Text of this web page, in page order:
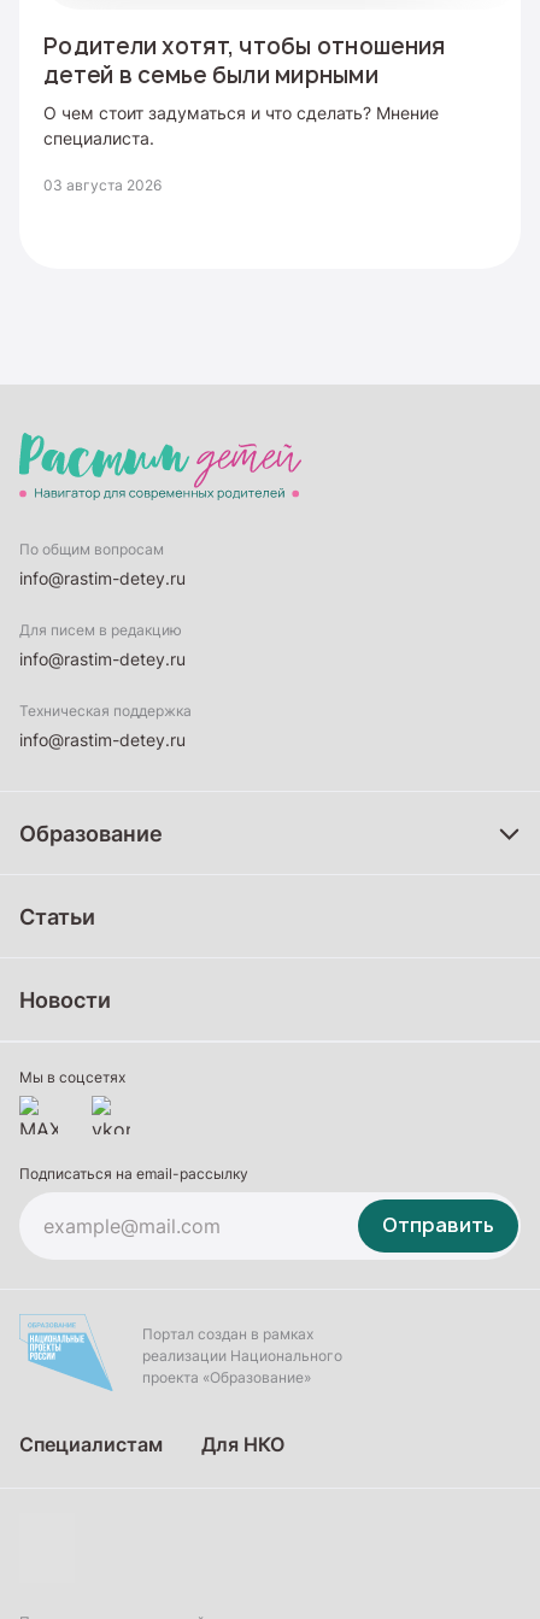
Родители хотят, чтобы отношения
детей в семье были мирными
О чем стоит задуматься и что сделать? Мнение
специалиста.
03 августа 2026
По общим вопросам
info@rastim-detey.ru
Для писем в редакцию
info@rastim-detey.ru
Техническая поддержка
info@rastim-detey.ru
Образование
Дополнительное образование
Статьи
Новости
Мы в соцсетях
Подписаться на email-рассылку
Отправить
Портал создан в рамках
реализации Национального
проекта «Образование»
Специалистам Для НКО